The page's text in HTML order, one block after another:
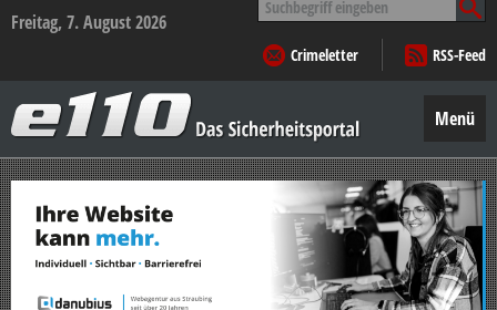
Freitag, 7. August 2026
nach:
Crimeletter
RSS-Feed
–
Das
Sicherheitsportal
Menü
Zum
Inhalt
springen